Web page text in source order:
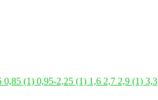
0,85 (1) 0,95-2,25 (1) 1,6 2,7 2,9 (1) 3,3